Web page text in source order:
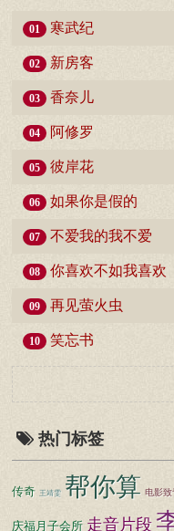
01 寒武纪
02 新房客
03 香奈儿
04 阿修罗
05 彼岸花
06 如果你是假的
07 不爱我的我不爱
08 你喜欢不如我喜欢
09 再见萤火虫
10 笑忘书
热门标签
传奇 王靖雯 帮你算 电影致
庆福月子会所 走音片段